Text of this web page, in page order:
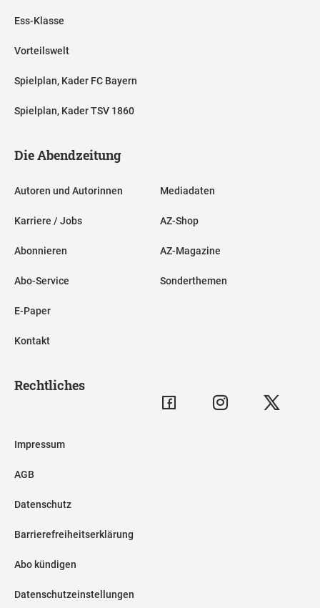
Ess-Klasse
Vorteilswelt
Spielplan, Kader FC Bayern
Spielplan, Kader TSV 1860
Die Abendzeitung
Autoren und Autorinnen
Karriere / Jobs
Abonnieren
Abo-Service
E-Paper
Kontakt
Mediadaten
AZ-Shop
AZ-Magazine
Sonderthemen
Rechtliches
Impressum
AGB
Datenschutz
Barrierefreiheitserklärung
Abo kündigen
Datenschutzeinstellungen